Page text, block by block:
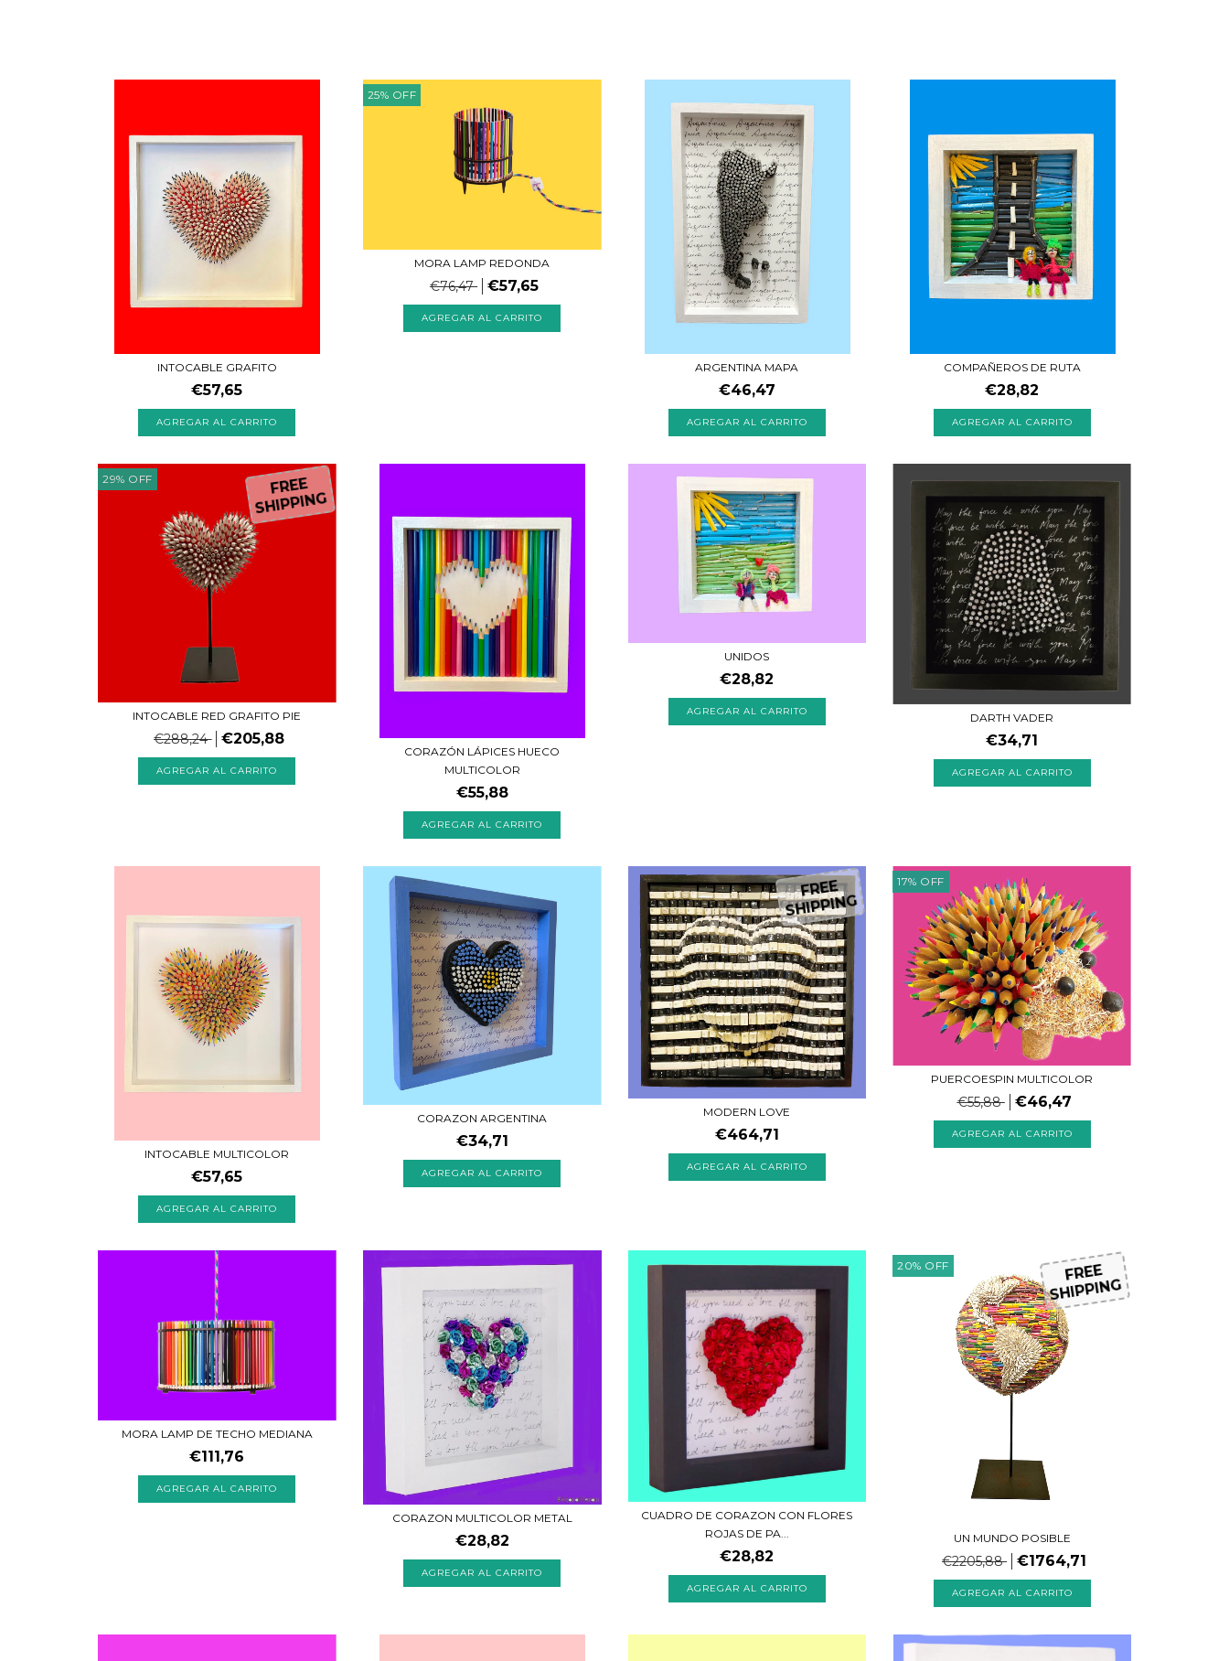
INTOCABLE GRAFITO
€57,65
AGREGAR AL CARRITO
25% OFF
MORA LAMP REDONDA
€76,47 €57,65
ARGENTINA MAPA
€46,47
COMPAÑEROS DE RUTA
€28,82
29% OFF FREE
SHIPPING
INTOCABLE RED GRAFITO PIE
€288,24 €205,88
CORAZÓN LÁPICES HUECO
MULTICOLOR
€55,88
UNIDOS
€28,82
DARTH VADER
€34,71
INTOCABLE MULTICOLOR
€57,65
AGREGAR AL CARRITO
CORAZON ARGENTINA
€34,71
FREE
SHIPPING
MODERN LOVE
€464,71
17% OFF
PUERCOESPIN MULTICOLOR
€55,88 €46,47
AGREGAR AL CARRITO
MORA LAMP DE TECHO MEDIANA
€111,76
CORAZON MULTICOLOR METAL
€28,82
AGREGAR AL CARRITO
CUADRO DE CORAZON CON FLORES
ROJAS DE PA...
€28,82
AGREGAR AL CARRITO
20% OFF FREE
SHIPPING
UN MUNDO POSIBLE
€2205,88 €1764,71